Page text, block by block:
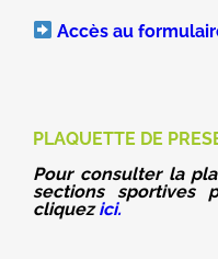
Accès au
PLAQUETTE DE
Pour consulter la
sections sportives
cliquezici.